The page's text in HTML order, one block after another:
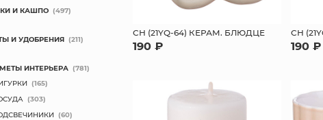
СН (21YQ-64) КЕРАМ. БЛЮДЦЕ
190 ₽
СН
190 ₽
И КАШПО (497)
И УДОБРЕНИЯ (211)
ИНТЕРЬЕРА (781)
(165)
(303)
(60)